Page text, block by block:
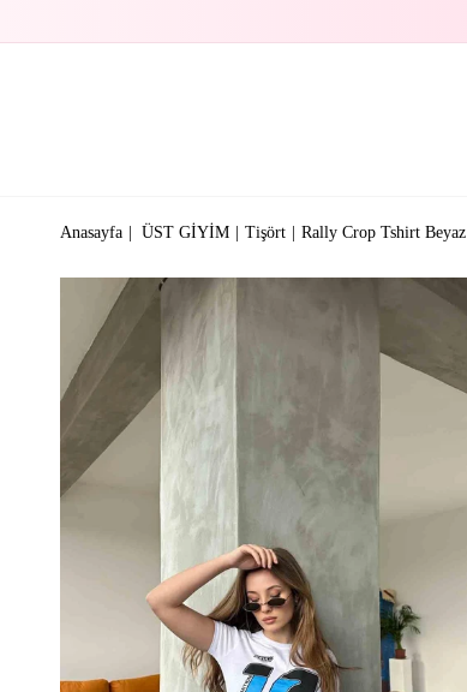
Anasayfa ÜST GİYİM Tişört Rally Crop Tshirt Beyaz